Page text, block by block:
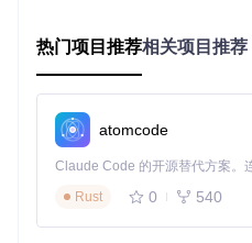
堂。
视频、音频等内容时，常常需
dl-ng可以帮助他们快速下载所
音质。而且完整的元数据保留
用音乐资源。
如何用tidal-dl-ng让普通用
只是想将自己喜爱的TIDAL音
热门项目推荐相关项目推荐
atomcode
Rust
0 540